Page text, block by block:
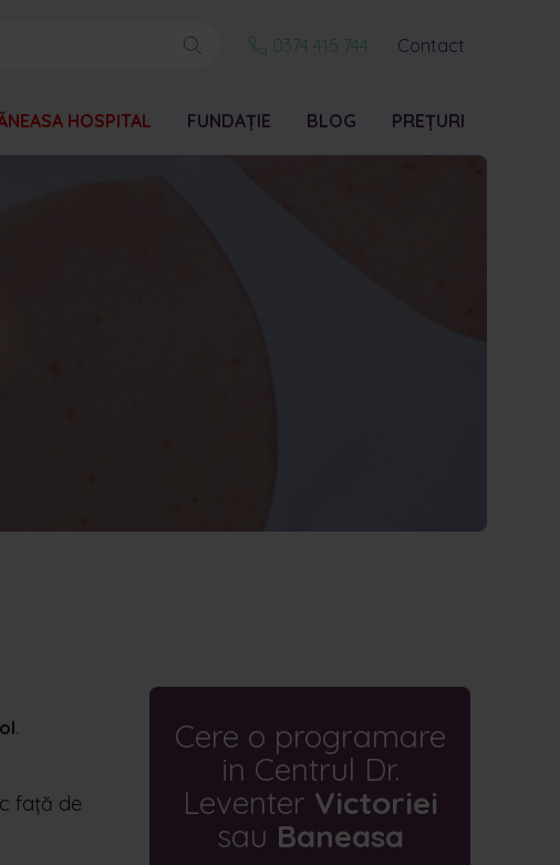
0374 415 744 Contact
HOSPITAL FUNDAȚIE BLOG PREȚURI
.
față de
Cere o programare
in Centrul Dr.
Leventer Victoriei
sau Baneasa